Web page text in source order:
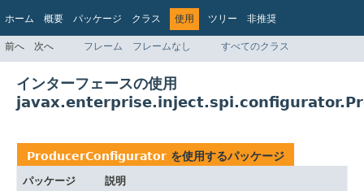
ホーム 概要 パッケージ クラス 使用 ツリー
非推奨
インデックス
ヘルプ
Jakarta EE 8 仕様 API
前へ 次へ フレーム フレームなし すべてのクラス
インターフェースの使用
ProducerConfigurator を使用するパッケージ
パッケージ 説明